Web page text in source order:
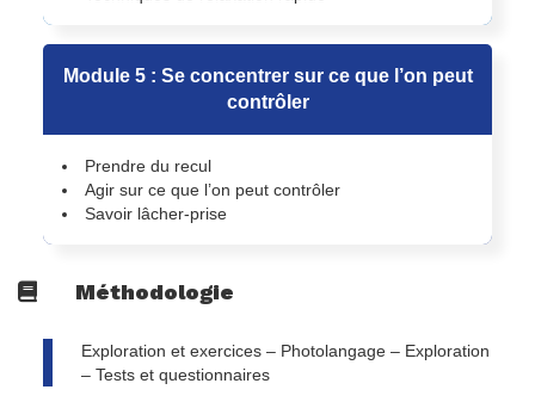
Module 5 : Se concentrer sur ce que l’on peut
contrôler
Prendre du recul
Agir sur ce que l’on peut contrôler
Savoir lâcher-prise
Méthodologie
Exploration et exercices – Photolangage – Exploration
– Tests et questionnaires